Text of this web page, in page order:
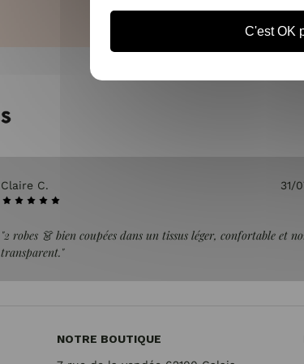
Claire C. 31/
"2 robes 👗 bien coupées dans un tissus léger, confortable et
transparent."
NOTRE BOUTIQUE
C'est OK